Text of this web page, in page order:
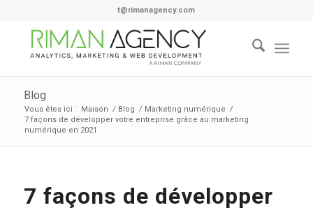
t@rimanagency.com
Blog
Vous êtes ici : Maison / Blog / Marketing numérique /
7 façons de développer votre entreprise grâce au marketing
numérique en 2021
7 façons de développer